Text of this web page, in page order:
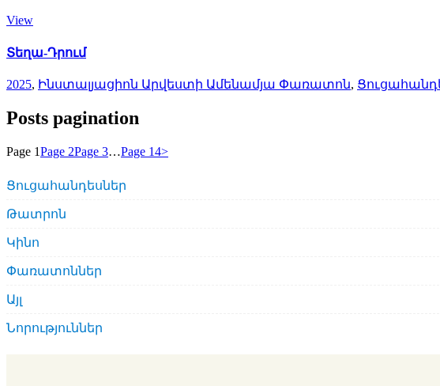
View
Տեղա-Դրում
2025, Ինստալյացիոն Արվեստի Ամենամյա Փառատոն,
Posts pagination
Page 1Page 2Page 3…Page 14>
Ցուցահանդեսներ
Թատրոն
Կինո
Փառատոններ
Այլ
Նորություններ